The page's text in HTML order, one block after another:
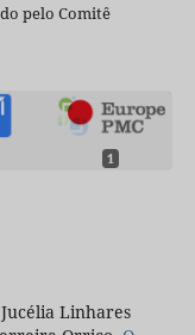
pelo Comitê
1
Linhares